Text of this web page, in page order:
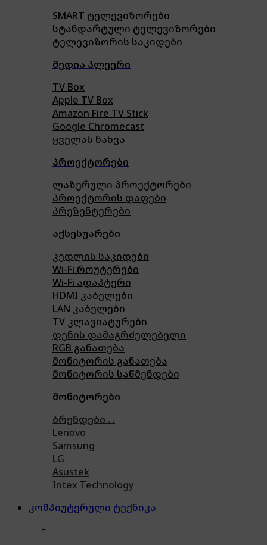
SMART ტელევიზორები
სტანდარტული ტელევიზორები
ტელევიზორის საკიდები
მედია პლეერი
TV Box
Apple TV Box
Amazon Fire TV Stick
Google Chromecast
ყველას ნახვა
პროექტორები
ლაზერული პროექტორები
პროექტორის დაფები
პრეზენტერები
აქსესუარები
კედლის საკიდები
Wi-Fi როუტერები
Wi-Fi ადაპტერი
HDMI კაბელები
LAN კაბელები
TV კლავიატურები
დენის დამაგრძელებელი
RGB განათება
მონიტორის განათება
მონიტორის საწმენდები
მონიტორები
ბრენდები . .
Lenovo
Samsung
LG
Asustek
Intex Technology
კომპიუტერული ტექნიკა